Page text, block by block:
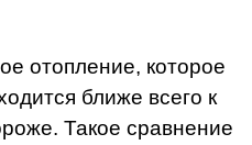
отопление, которое
ближе всего к
Такое сравнение